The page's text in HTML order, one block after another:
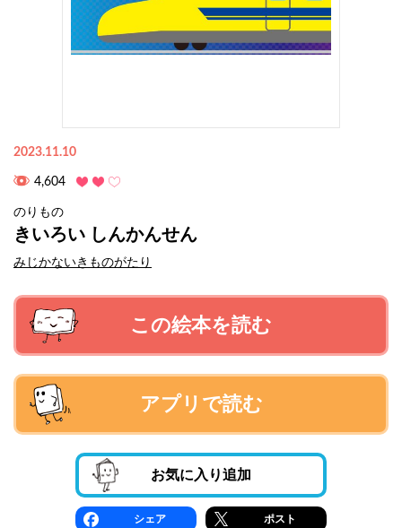
2023.11.10
4,604
のりもの
きいろい しんかんせん
みじかないきものがたり
この絵本を読む
アプリで読む
お気に入り追加
シェア ポスト